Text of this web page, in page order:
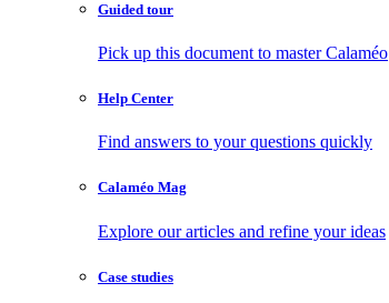
Guided tour
Pick up this document to master Calaméo
Help Center
Find answers to your questions quickly
Calaméo Mag
Explore our articles and refine your ideas
Case studies